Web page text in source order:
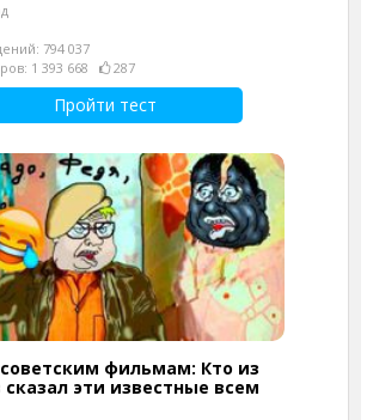
794 037
1 393 668
287
Пройти тест
фильмам: Кто из
сказал эти известные всем